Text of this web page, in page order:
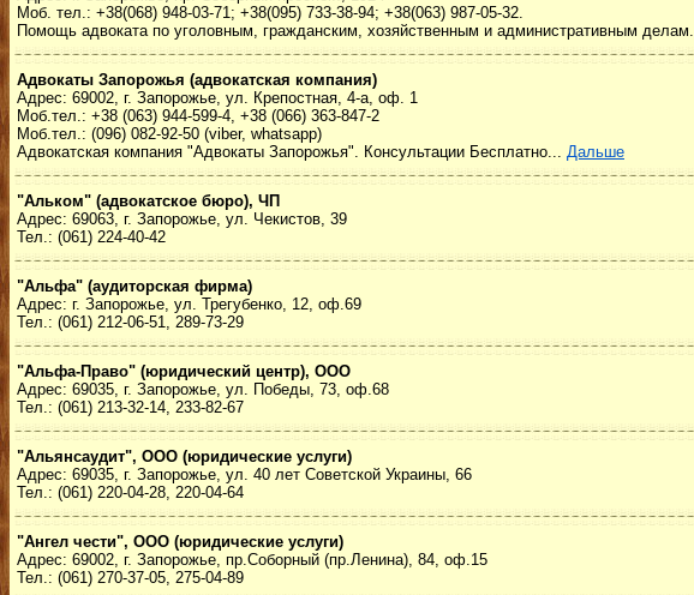
Моб. тел.: +38(068) 948-03-71; +38(095) 733-38-94; +38(063) 987-05-32.
Помощь адвоката по уголовным, гражданским, хозяйственным и административным делам.
Адвокаты Запорожья (адвокатская компания)
Адрес: 69002, г. Запорожье, ул. Крепостная, 4-а, оф. 1
Моб.тел.: +38 (063) 944-599-4, +38 (066) 363-847-2
Моб.тел.: (096) 082-92-50 (viber, whatsapp)
Адвокатская компания "Адвокаты Запорожья". Консультации Бесплатно... Дальше
"Альком" (адвокатское бюро), ЧП
Адрес: 69063, г. Запорожье, ул. Чекистов, 39
Тел.: (061) 224-40-42
"Альфа" (аудиторская фирма)
Адрес: г. Запорожье, ул. Трегубенко, 12, оф.69
Тел.: (061) 212-06-51, 289-73-29
"Альфа-Право" (юридический центр), ООО
Адрес: 69035, г. Запорожье, ул. Победы, 73, оф.68
Тел.: (061) 213-32-14, 233-82-67
"Альянсаудит", ООО (юридические услуги)
Адрес: 69035, г. Запорожье, ул. 40 лет Советской Украины, 66
Тел.: (061) 220-04-28, 220-04-64
"Ангел чести", ООО (юридические услуги)
Адрес: 69002, г. Запорожье, пр.Соборный (пр.Ленина), 84, оф.15
Тел.: (061) 270-37-05, 275-04-89